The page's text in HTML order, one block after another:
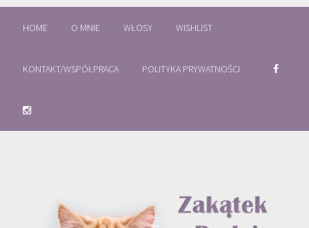
HOME O MNIE WŁOSY WISHLIST
KONTAKT/WSPÓŁPRACA POLITYKA PRYWATNOŚCI